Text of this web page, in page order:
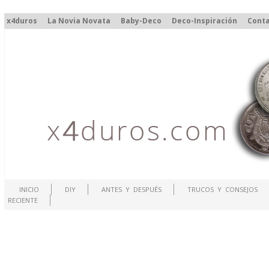
x4duros La Novia Novata Baby-Deco Deco-Inspiración
INICIO DIY ANTES Y DESPUÉS
TRUCOS Y CONSEJOS
RECIENTE